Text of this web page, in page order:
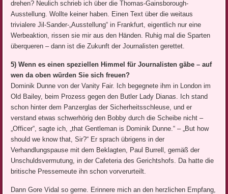
drehen? Neulich schrieb ich über die Thomas-Gainsborough-
Ausstellung. Wollte keiner haben. Einen Text über die weitaus
trivialere Jil-Sander-„Ausstellung“ in Frankfurt, eigentlich nur eine
Werbeaktion, rissen sie mir aus den Händen. Ruhig mal die Sparten
überqueren – dann ist die Zukunft der Journalisten gerettet.
5) Wenn es einen speziellen Himmel für Journalisten gäbe – auf
wen da oben würden Sie sich freuen?
Dominik Dunne von der Vanity Fair. Ich begegnete ihm in London im
Old Bailey, beim Prozess gegen den Butler Lady Dianas. Ich stand
schon hinter dem Panzerglas der Sicherheitsschleuse, und er
verstand etwas schwerhörig den Bobby durch die Scheibe nicht –
„Officer“, sagte ich, „that Gentleman is Dominik Dunne.“ – „But how
should we know that, Sir?“ Er sprach übrigens in der
Verhandlungspause mit dem Beklagten, Paul Burrell, gemäß der
Unschuldsvermutung, in der Cafeteria des Gerichtshofs. Da hatte die
britische Pressemeute ihn schon vorverurteilt.
Dann Gore Vidal so gerne. Erinnere mich an den herzlichen Empfang,